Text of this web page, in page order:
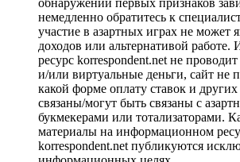
немедленно обратитесь к
участие в азартных играх не может
доходов или альтернативой
ресурс korrespondent.net не
и/или виртуальные деньги, сайт не
какой форме оплату ставок и
связаны/могут быть связаны с
букмекерами или тотализаторами.
материалы на информационном
korrespondent.net публикуются